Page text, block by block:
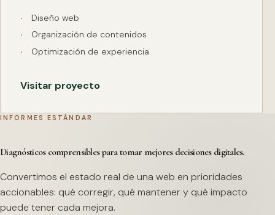
Diseño web
Organización de contenidos
Optimización de experiencia
Visitar proyecto
INFORMES ESTÁNDAR
Diagnósticos comprensibles para tomar mejores decisiones digitales.
Convertimos el estado real de una web en prioridades
accionables: qué corregir, qué mantener y qué impacto
puede tener cada mejora.